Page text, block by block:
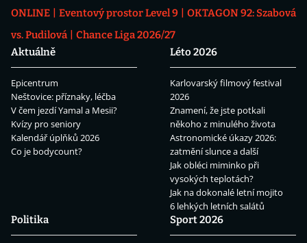
ONLINE
Eventový prostor Level 9
OKTAGON 92: Szabová
vs. Pudilová
Chance Liga 2026/27
Aktuálně
Epicentrum
Neštovice: příznaky, léčba
V čem jezdí Yamal a Mesii?
Kvízy pro seniory
Kalendář úplňků 2026
Co je bodycount?
Léto 2026
Karlovarský filmový festival
2026
Znamení, že jste potkali
někoho z minulého života
Astronomické úkazy 2026:
zatmění slunce a další
Jak obléci miminko při
vysokých teplotách?
Jak na dokonalé letní mojito
6 lehkých letních salátů
Politika
Sport 2026